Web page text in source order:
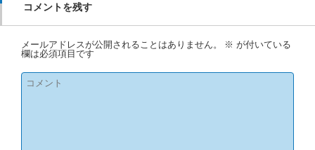
コメントを残す
メールアドレスが公開されることはありません。 ※ が付いている
欄は必須項目です